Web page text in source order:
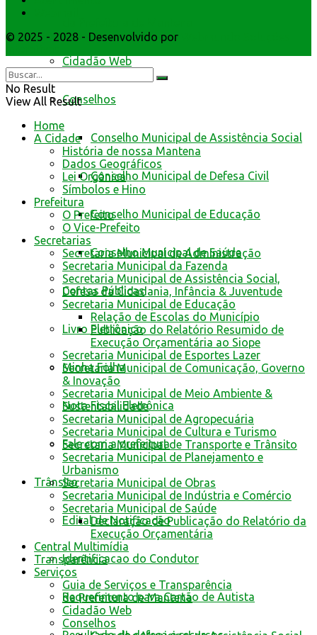
Cidadão Web
Conselhos
Conselho Municipal de Assistência Social
Conselho Municipal de Defesa Civil
Conselho Municipal de Educação
Conselho Municipal de Saúde
Contas Públicas
Livro Eletrônico
Minha Folha
Nota Fiscal Eletrônica
Fale com a prefeitura
Trânsito
Edital de Notificação
Identificacao do Condutor
Requerimento para Cartão de Autista
© 2025 - 2028 - Desenvolvido por
No Result
View All Result
Home
A Cidade
História de nossa Mantena
Dados Geográficos
Lei Orgânica
Símbolos e Hino
Prefeitura
O Prefeito
O Vice-Prefeito
Secretarias
Secretaria Municipal de Administração
Secretaria Municipal da Fazenda
Secretaria Municipal de Assistência Social,
Defesa da Cidadania, Infância & Juventude
Secretaria Municipal de Educação
Relação de Escolas do Município
Publicação do Relatório Resumido de
Execução Orçamentária ao Siope
Secretaria Municipal de Esportes Lazer
Secretaria Municipal de Comunicação, Governo
& Inovação
Secretaria Municipal de Meio Ambiente &
Sustentabilidade
Secretaria Municipal de Agropecuária
Secretaria Municipal de Cultura e Turismo
Secretaria Municipal de Transporte e Trânsito
Secretaria Municipal de Planejamento e
Urbanismo
Secretaria Municipal de Obras
Secretaria Municipal de Indústria e Comércio
Secretaria Municipal de Saúde
Declaração de Publicação do Relatório da
Execução Orçamentária
Central Multimídia
Transparência
Serviços
Guia de Serviços e Transparência
da Prefeitura de Mantena
Cidadão Web
Conselhos